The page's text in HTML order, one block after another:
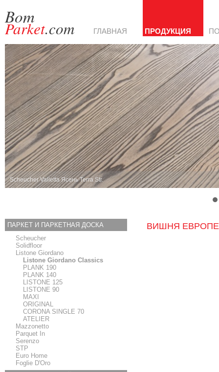
Bom
Parket.com ГЛАВНАЯ ПРОДУКЦИЯ
Scheucher Valletta Ясень Terra Str.
ПАРКЕТ И ПАРКЕТНАЯ ДОСКА
Scheucher
Solidfloor
Listone Giordano
Listone Giordano Classics
PLANK 190
PLANK 140
LISTONE 125
LISTONE 90
MAXI
ORIGINAL
CORONA SINGLE 70
ATELIER
Mazzonetto
Parquet In
Serenzo
STP
Euro Home
Foglie D'Oro
ВИШНЯ